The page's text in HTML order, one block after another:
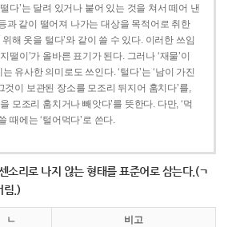
다’는 달려 있거나 붙어 있는 것을 쳐서 떼어 낸
과 같이 떨어져 나가는 대상을 목적어로 취한
해 옷을 털다’와 같이 쓸 수 있다. 이러한 쓰임
떨이’가 올바른 표기가 된다. 그러나 ‘재물’이
유사한 의미로도 쓰인다. ‘털다’는 ‘남이 가진
것이 보관된 장소를 모조리 뒤지어 훔치다’를,
모조리 훔치거나 빼앗다’를 뜻한다. 다만, ‘먹
때에는 ‘털어먹다’로 쓴다.
소리로 나지 않는 형태를 표준어로 삼는다.(ㄱ
림.)
ㄴ 비고